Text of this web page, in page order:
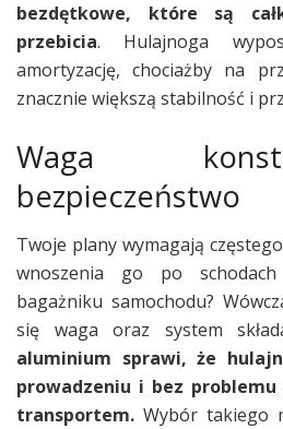
bezdętkowe, które są
przebicia. Hulajnoga
amortyzację, chociażby na
znacznie większą stabilność i
Waga
bezpieczeństwo
Twoje plany wymagają
wnoszenia go po
bagażniku samochodu?
się waga oraz system
aluminium sprawi, że
prowadzeniu i bez
transportem. Wybór takiego